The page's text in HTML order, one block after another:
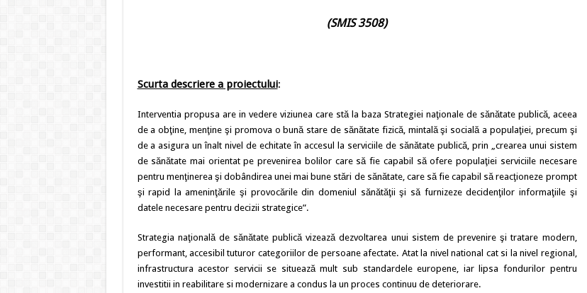
(SMIS 3508)
Scurta descriere a proiectului:
Interventia propusa are in vedere viziunea care stă la baza Strategiei naţionale de sănătate publică, aceea
de a obţine, menţine şi promova o bună stare de sănătate fizică, mintală şi socială a populaţiei, precum şi
de a asigura un înalt nivel de echitate în accesul la serviciile de sănătate publică, prin „crearea unui sistem
de sănătate mai orientat pe prevenirea bolilor care să fie capabil să ofere populaţiei serviciile necesare
pentru menţinerea şi dobândirea unei mai bune stări de sănătate, care să fie capabil să reacţioneze prompt
şi rapid la ameninţările şi provocările din domeniul sănătăţii şi să furnizeze decidenţilor informaţiile şi
datele necesare pentru decizii strategice”.
Strategia naţională de sănătate publică vizează dezvoltarea unui sistem de prevenire şi tratare modern,
performant, accesibil tuturor categoriilor de persoane afectate. Atat la nivel national cat si la nivel regional,
infrastructura acestor servicii se situează mult sub standardele europene, iar lipsa fondurilor pentru
investitii in reabilitare si modernizare a condus la un proces continuu de deteriorare.